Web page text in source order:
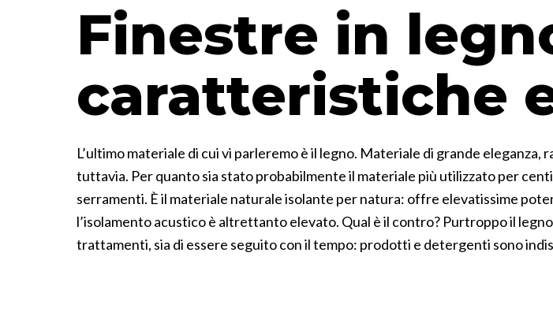
Finestre in
caratteristiche
L’ultimo materiale di cui vi parleremo è il legno. Materiale di grande
tuttavia. Per quanto sia stato probabilmente il materiale più utilizzato per
serramenti. È il materiale naturale isolante per natura: offre elevatissime
l’isolamento acustico è altrettanto elevato. Qual è il contro? Purtroppo il
trattamenti, sia di essere seguito con il tempo: prodotti e detergenti sono